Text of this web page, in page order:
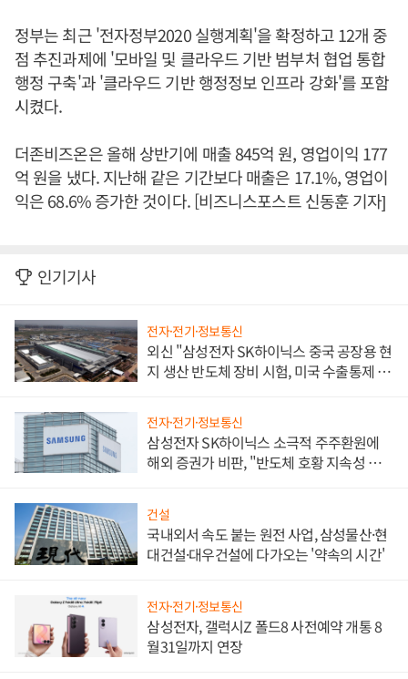
정부는 최근 '전자정부2020 실행계획'을 확정하고 12개 중
점 추진과제에 '모바일 및 클라우드 기반 범부처 협업 통합
행정 구축'과 '클라우드 기반 행정정보 인프라 강화'를 포함
시켰다.
더존비즈온은 올해 상반기에 매출 845억 원, 영업이익 177
억 원을 냈다. 지난해 같은 기간보다 매출은 17.1%, 영업이
익은 68.6% 증가한 것이다. [비즈니스포스트 신동훈 기자]
인기기사
전자·전기·정보통신
외신 "삼성전자 SK하이닉스 중국 공장용 현
지 생산 반도체 장비 시험, 미국 수출통제 대
전자·전기·정보통신
삼성전자 SK하이닉스 소극적 주주환원에
해외 증권가 비판, "반도체 호황 지속성 의
건설
국내외서 속도 붙는 원전 사업, 삼성물산·현
대건설·대우건설에 다가오는 '약속의 시간'
전자·전기·정보통신
삼성전자, 갤럭시Z 폴드8 사전예약 개통 8
월31일까지 연장